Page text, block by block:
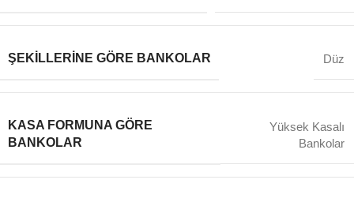
ŞEKILLERINE GÖRE BANKOLAR Düz
KASA FORMUNA GÖRE
BANKOLAR
Yüksek Kasalı
Bankolar